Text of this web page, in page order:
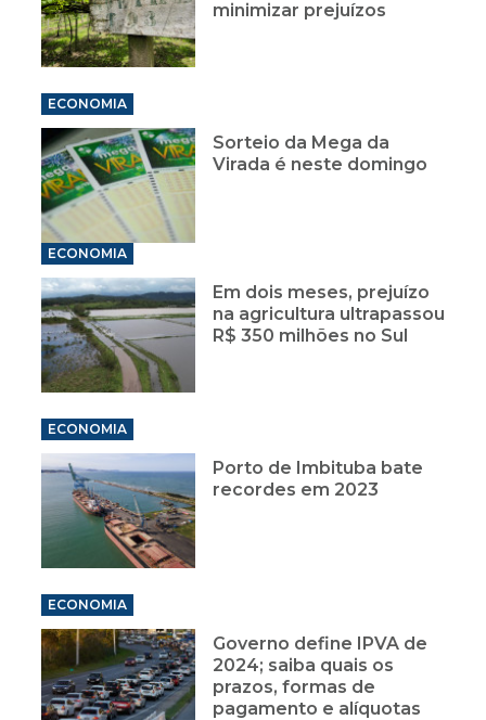
minimizar prejuízos
ECONOMIA
Sorteio da Mega da
Virada é neste domingo
ECONOMIA
Em dois meses, prejuízo
na agricultura ultrapassou
R$ 350 milhões no Sul
ECONOMIA
Porto de Imbituba bate
recordes em 2023
ECONOMIA
Governo define IPVA de
2024; saiba quais os
prazos, formas de
pagamento e alíquotas